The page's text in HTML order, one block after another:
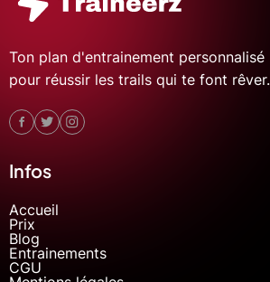
Ton plan d'entrainement personnalisé
pour réussir les trails qui te font rêver.
Infos
Accueil
Prix
Blog
Entrainements
CGU